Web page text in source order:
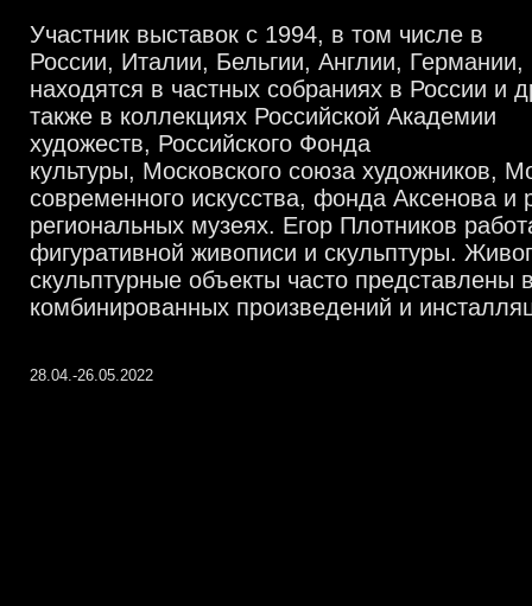
Участник выставок с 1994, в том числе в
России, Италии, Бельгии, Англии, Германии,
находятся в частных собраниях в России и
также в коллекциях Российской Академии
художеств, Российского Фонда
культуры, Московского союза художников,
современного искусства, фонда Аксенова и
региональных музеях. Егор Плотников
фигуративной живописи и скульптуры.
скульптурные объекты часто представлены
комбинированных произведений и
28.04.-26.05.2022